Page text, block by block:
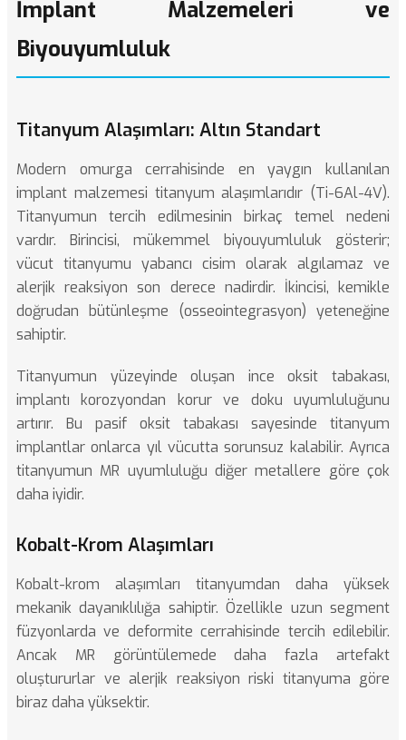
İmplant Malzemeleri ve
Biyouyumluluk
Titanyum Alaşımları: Altın Standart
Modern omurga cerrahisinde en yaygın kullanılan
implant malzemesi titanyum alaşımlarıdır (Ti-6Al-4V).
Titanyumun tercih edilmesinin birkaç temel nedeni
vardır. Birincisi, mükemmel biyouyumluluk gösterir;
vücut titanyumu yabancı cisim olarak algılamaz ve
alerjik reaksiyon son derece nadirdir. İkincisi, kemikle
doğrudan bütünleşme (osseointegrasyon) yeteneğine
sahiptir.
Titanyumun yüzeyinde oluşan ince oksit tabakası,
implantı korozyondan korur ve doku uyumluluğunu
artırır. Bu pasif oksit tabakası sayesinde titanyum
implantlar onlarca yıl vücutta sorunsuz kalabilir. Ayrıca
titanyumun MR uyumluluğu diğer metallere göre çok
daha iyidir.
Kobalt-Krom Alaşımları
Kobalt-krom alaşımları titanyumdan daha yüksek
mekanik dayanıklılığa sahiptir. Özellikle uzun segment
füzyonlarda ve deformite cerrahisinde tercih edilebilir.
Ancak MR görüntülemede daha fazla artefakt
oluştururlar ve alerjik reaksiyon riski titanyuma göre
biraz daha yüksektir.